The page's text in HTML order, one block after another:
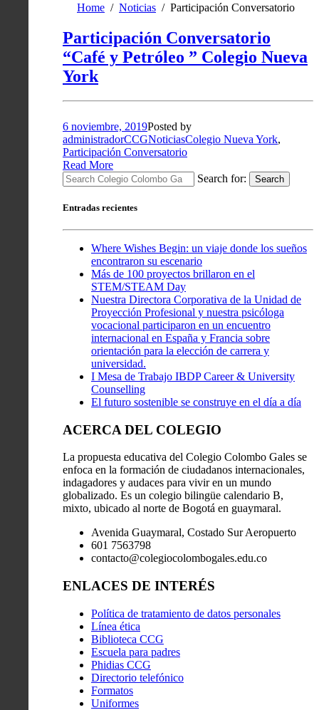
Home Noticias Participación Conversatorio
Participación Conversatorio
“Café y Petróleo ” Colegio Nueva
York
6 noviembre, 2019Posted by
administradorCCGNoticiasColegio Nueva York,
Participación Conversatorio
Read More
Search for:
Search
Entradas recientes
Where Wishes Begin: un viaje donde los sueños
encontraron su escenario
Más de 100 proyectos brillaron en el
STEM/STEAM Day
Nuestra Directora Corporativa de la Unidad de
Proyección Profesional y nuestra psicóloga
vocacional participaron en un encuentro
internacional en España y Francia sobre
orientación para la elección de carrera y
universidad.
I Mesa de Trabajo IBDP Career & University
Counselling
El futuro sostenible se construye en el día a día
ACERCA DEL COLEGIO
La propuesta educativa del Colegio Colombo Gales se
enfoca en la formación de ciudadanos internacionales,
indagadores y audaces para vivir en un mundo
globalizado. Es un colegio bilingüe calendario B,
mixto, ubicado al norte de Bogotá en guaymaral.
Avenida Guaymaral, Costado Sur Aeropuerto
601 7563798
contacto@colegiocolombogales.edu.co
ENLACES DE INTERÉS
Política de tratamiento de datos personales
Línea ética
Biblioteca CCG
Escuela para padres
Phidias CCG
Directorio telefónico
Formatos
Uniformes